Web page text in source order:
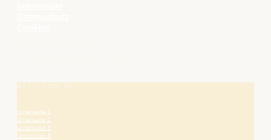
AKTIV & NATUR
Unterseite 1
Unterseite 2
Unterseite 3
Unterseite 4